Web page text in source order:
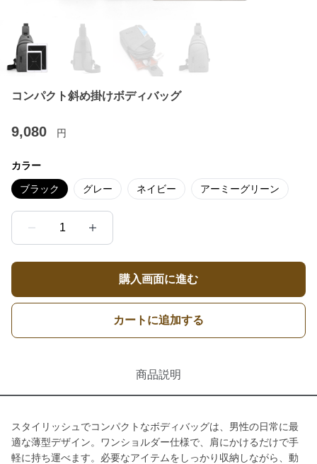
コンパクト斜め掛けボディバッグ
9,080 円
カラー
ブラック グレー ネイビー アーミーグリーン
1
購入画面に進む
カートに追加する
商品説明
スタイリッシュでコンパクトなボディバッグは、男性の日常に最
適な薄型デザイン。ワンショルダー仕様で、肩にかけるだけで手
軽に持ち運べます。必要なアイテムをしっかり収納しながら、動